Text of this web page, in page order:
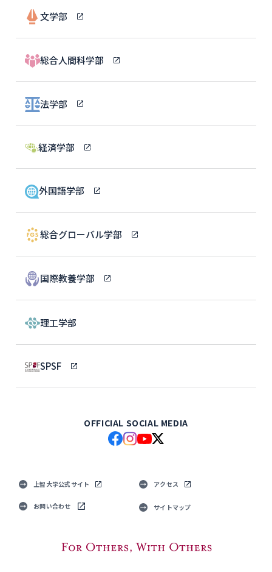
文学部
総合人間科学部
法学部
経済学部
外国語学部
総合グローバル学部
国際教養学部
理工学部
SPSF
OFFICIAL SOCIAL MEDIA
上智大学公式サイト アクセス
お問い合わせ サイトマップ